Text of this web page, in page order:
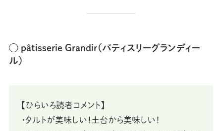
◯ pâtisserie Grandir（パティスリーグランディー
ル）
【ひらいろ読者コメント】
・タルトが美味しい！土台から美味しい！